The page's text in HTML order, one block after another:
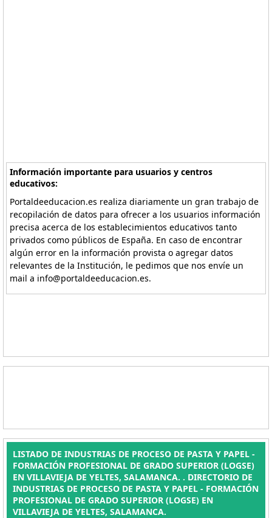
Información importante para usuarios y centros
educativos:
Portaldeeducacion.es realiza diariamente un gran trabajo de
recopilación de datos para ofrecer a los usuarios información
precisa acerca de los establecimientos educativos tanto
privados como públicos de España. En caso de encontrar
algún error en la información provista o agregar datos
relevantes de la Institución, le pedimos que nos envíe un
mail a info@portaldeeducacion.es.
LISTADO DE INDUSTRIAS DE PROCESO DE PASTA Y PAPEL -
FORMACIÓN PROFESIONAL DE GRADO SUPERIOR (LOGSE)
EN VILLAVIEJA DE YELTES, SALAMANCA. . DIRECTORIO DE
INDUSTRIAS DE PROCESO DE PASTA Y PAPEL - FORMACIÓN
PROFESIONAL DE GRADO SUPERIOR (LOGSE) EN
VILLAVIEJA DE YELTES, SALAMANCA.